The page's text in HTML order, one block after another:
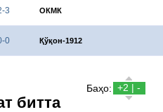
3 ОКМК
0 Қўқон-1912
битта
Баҳо: +2 | -